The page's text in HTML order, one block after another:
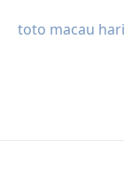
toto macau